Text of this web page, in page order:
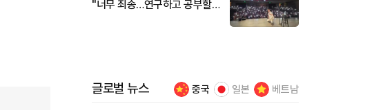
"너무 죄송…연구하고 공부할
글로벌 뉴스 중국 일본 베트남